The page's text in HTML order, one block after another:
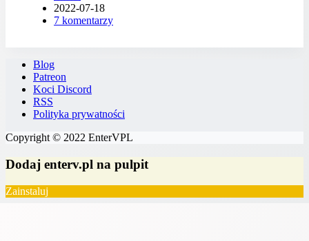
2022-07-18
7 komentarzy
Blog
Patreon
Koci Discord
RSS
Polityka prywatności
Copyright © 2022 EnterVPL
Dodaj enterv.pl na pulpit
Zainstaluj